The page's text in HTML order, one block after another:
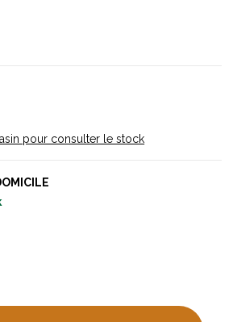
pour consulter le stock